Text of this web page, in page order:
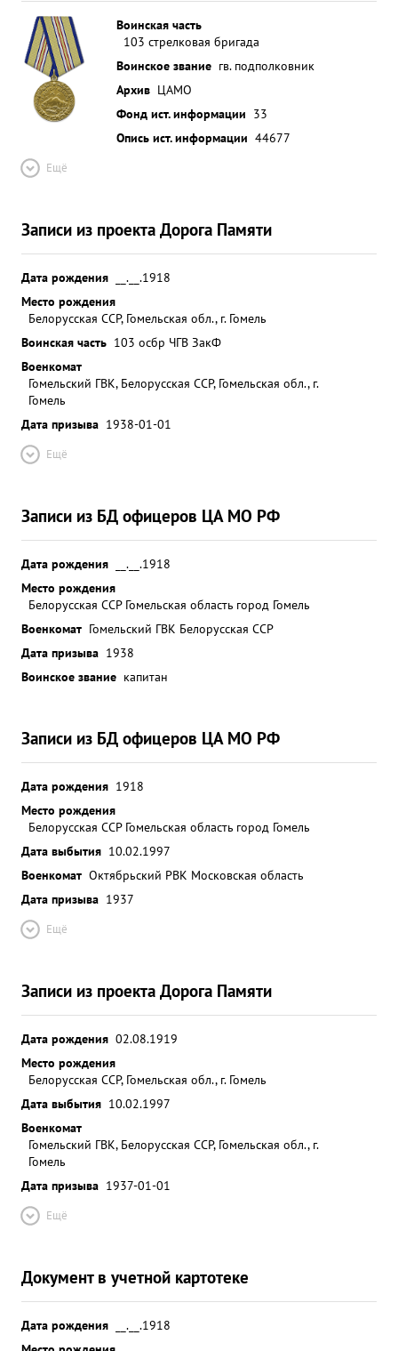
Воинская часть
103 стрелковая бригада
Воинское звание гв. подполковник
Архив ЦАМО
Фонд ист. информации 33
Опись ист. информации 44677
Ещё
Записи из проекта Дорога Памяти
Дата рождения
__.__.1918
Место рождения
Белорусская ССР, Гомельская обл., г. Гомель
Воинская часть 103 осбр ЧГВ ЗакФ
Военкомат
Гомельский ГВК, Белорусская ССР, Гомельская обл., г.
Гомель
Дата призыва 1938-01-01
Ещё
Записи из БД офицеров ЦА МО РФ
Дата рождения
__.__.1918
Место рождения
Белорусская ССР Гомельская область город Гомель
Военкомат Гомельский ГВК Белорусская ССР
Дата призыва 1938
Воинское звание капитан
Записи из БД офицеров ЦА МО РФ
Дата рождения 1918
Место рождения
Белорусская ССР Гомельская область город Гомель
Дата выбытия 10.02.1997
Военкомат Октябрьский РВК Московская область
Дата призыва 1937
Ещё
Записи из проекта Дорога Памяти
Дата рождения 02.08.1919
Место рождения
Белорусская ССР, Гомельская обл., г. Гомель
Дата выбытия 10.02.1997
Военкомат
Гомельский ГВК, Белорусская ССР, Гомельская обл., г.
Гомель
Дата призыва 1937-01-01
Ещё
Документ в учетной картотеке
Дата рождения
__.__.1918